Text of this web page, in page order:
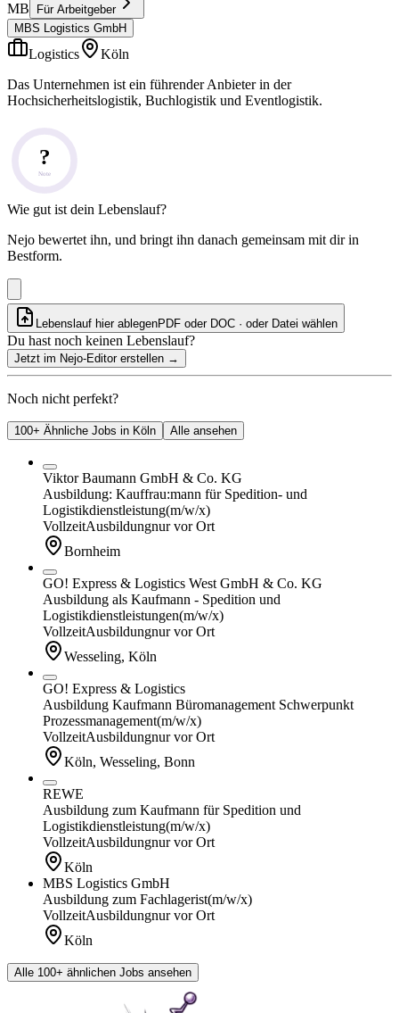
MB
Für Arbeitgeber
MBS Logistics GmbH
Logistics
Köln
Das Unternehmen ist ein führender Anbieter in der
Hochsicherheitslogistik, Buchlogistik und Eventlogistik.
?
Note
Wie gut ist dein Lebenslauf?
Nejo bewertet ihn, und bringt ihn danach gemeinsam mit dir in
Bestform.
Lebenslauf hier ablegenPDF oder DOC · oder Datei wählen
Du hast noch keinen Lebenslauf?
Jetzt im Nejo-Editor erstellen →
Noch nicht perfekt?
100+ Ähnliche Jobs in Köln Alle ansehen
Viktor Baumann GmbH & Co. KG
Ausbildung: Kauffrau:mann für Spedition- und
Logistikdienstleistung(m/w/x)
VollzeitAusbildungnur vor Ort
Bornheim
GO! Express & Logistics West GmbH & Co. KG
Ausbildung als Kaufmann - Spedition und
Logistikdienstleistungen(m/w/x)
VollzeitAusbildungnur vor Ort
Wesseling, Köln
GO! Express & Logistics
Ausbildung Kaufmann Büromanagement Schwerpunkt
Prozessmanagement(m/w/x)
VollzeitAusbildungnur vor Ort
Köln, Wesseling, Bonn
REWE
Ausbildung zum Kaufmann für Spedition und
Logistikdienstleistung(m/w/x)
VollzeitAusbildungnur vor Ort
Köln
MBS Logistics GmbH
Ausbildung zum Fachlagerist(m/w/x)
VollzeitAusbildungnur vor Ort
Köln
Alle 100+ ähnlichen Jobs ansehen